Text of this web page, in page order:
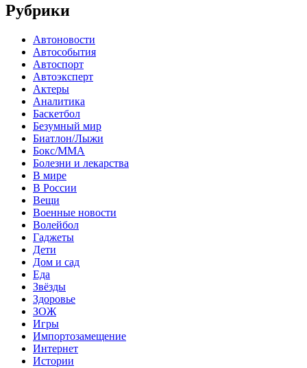
Рубрики
Автоновости
Автособытия
Автоспорт
Автоэксперт
Актеры
Аналитика
Баскетбол
Безумный мир
Биатлон/Лыжи
Бокс/MMA
Болезни и лекарства
В мире
В России
Вещи
Военные новости
Волейбол
Гаджеты
Дети
Дом и сад
Еда
Звёзды
Здоровье
ЗОЖ
Игры
Импортозамещение
Интернет
Истории